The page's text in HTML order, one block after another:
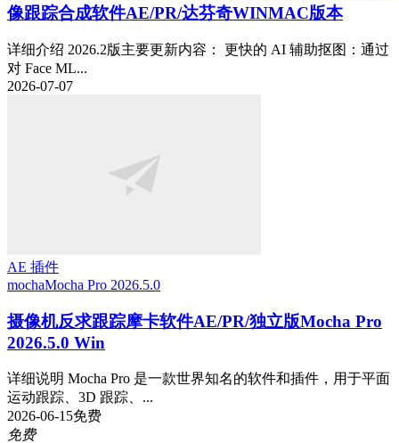
像跟踪合成软件AE/PR/达芬奇WINMAC版本
详细介绍 2026.2版主要更新内容： 更快的 AI 辅助抠图：通过
对 Face ML...
2026-07-07
AE 插件
mochaMocha Pro 2026.5.0
摄像机反求跟踪摩卡软件AE/PR/独立版Mocha Pro
2026.5.0 Win
详细说明 Mocha Pro 是一款世界知名的软件和插件，用于平面
运动跟踪、3D 跟踪、...
2026-06-15免费
免费